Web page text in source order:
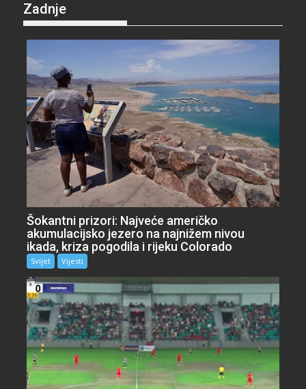
Zadnje
Šokantni prizori: Najveće američko
akumulacijsko jezero na najnižem nivou
ikada, kriza pogodila i rijeku Colorado
Svijet Vijesti